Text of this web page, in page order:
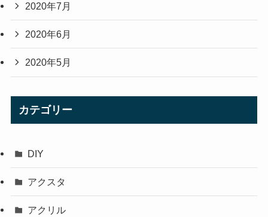
2020年7月
2020年6月
2020年5月
カテゴリー
DIY
アクスタ
アクリル